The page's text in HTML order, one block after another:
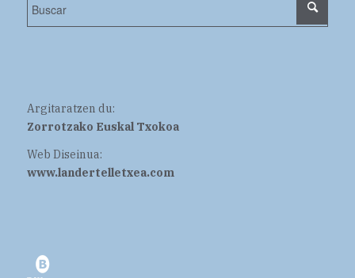
Argitaratzen du:
Zorrotzako Euskal Txokoa
Web Diseinua:
www.landertelletxea.com